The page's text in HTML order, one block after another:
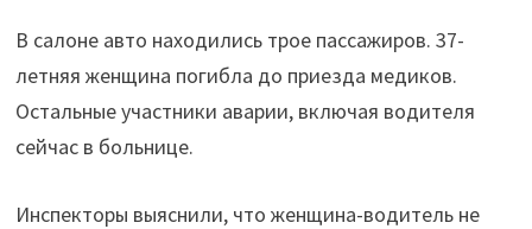
В салоне авто находились трое пассажиров. 37-
летняя женщина погибла до приезда медиков.
Остальные участники аварии, включая водителя
сейчас в больнице.
Инспекторы выяснили, что женщина-водитель не